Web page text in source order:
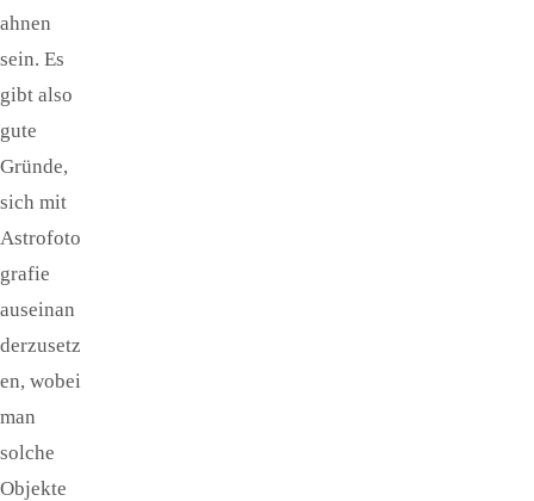
ahnen
sein. Es
gibt also
gute
Gründe,
sich mit
Astrofoto
grafie
auseinan
derzusetz
en, wobei
man
solche
Objekte